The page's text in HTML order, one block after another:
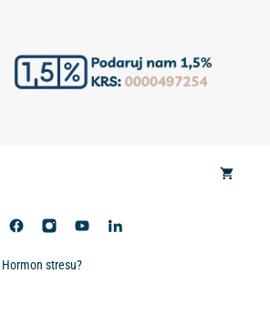
Hormon stresu?